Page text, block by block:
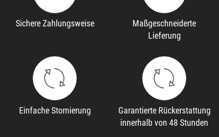
Sichere Zahlungsweise
Maßgeschneiderte
Lieferung
Einfache Stornierung
Garantierte Rückerstattung
innerhalb von 48 Stunden